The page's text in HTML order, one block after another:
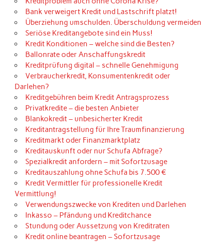
Bank verweigert Kredit und Lastschrift platzt!
Überziehung umschulden. Überschuldung vermeiden
Seriöse Kreditangebote sind ein Muss!
Kredit Konditionen – welche sind die Besten?
Ballonrate oder Anschaffungskredit
Kreditprüfung digital – schnelle Genehmigung
Verbraucherkredit, Konsumentenkredit oder
Darlehen?
Kreditgebühren beim Kredit Antragsprozess
Privatkredite – die besten Anbieter
Blankokredit – unbesicherter Kredit
Kreditantragstellung für Ihre Traumfinanzierung
Kreditmarkt oder Finanzmarktplatz
Kreditauskunft oder nur Schufa Abfrage?
Spezialkredit anfordern – mit Sofortzusage
Kreditauszahlung ohne Schufa bis 7.500 €
Kredit Vermittler für professionelle Kredit
Vermittlung!
Verwendungszwecke von Krediten und Darlehen
Inkasso – Pfändung und Kreditchance
Stundung oder Aussetzung von Kreditraten
Kredit online beantragen – Sofortzusage